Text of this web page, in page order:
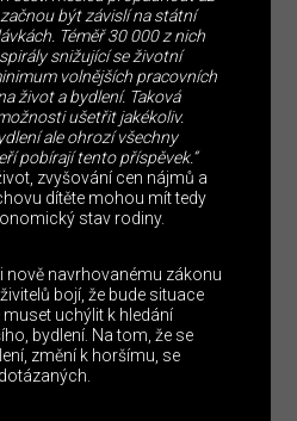
být závislí na státní
Téměř 30 000 z nich
snižující se životní
volnějších pracovních
život a bydlení. Taková
ušetřit jakékoliv.
ale ohrozí všechny
pobírají tento příspěvek.“
zvyšování cen nájmů a
dítěte mohou mít tedy
stav rodiny.
nově navrhovanému zákonu
bojí, že bude situace
uchýlit k hledání
bydlení. Na tom, že se
změní k horšímu, se